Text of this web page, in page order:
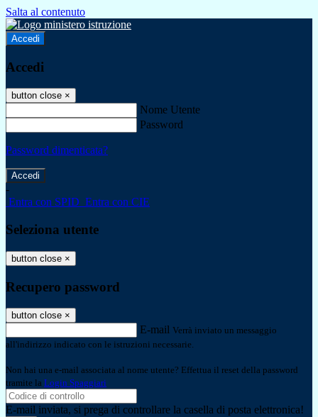
Salta al contenuto
Accedi
Accedi
button close ×
Nome Utente
Password
Password dimenticata?
-
Entra con SPID Entra con CIE
Seleziona utente
button close ×
Recupero password
button close ×
E-mail Verrà inviato un messaggio
all'indirizzo indicato con le istruzioni necessarie.
Non hai una e-mail associata al nome utente? Effettua il reset della password
tramite la Login Spaggiari
E-mail inviata, si prega di controllare la casella di posta elettronica!